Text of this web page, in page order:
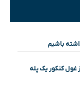
باشیم
کنکور یک پله